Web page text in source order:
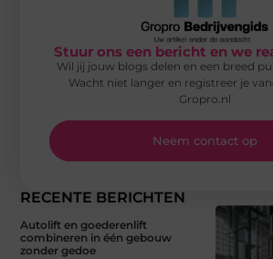
RECENTE BERICHTEN
Autolift en goederenlift
combineren in één gebouw
zonder gedoe
Stuur ons een bericht en we
Wil jij jouw blogs delen en een breed
Wacht niet langer en registreer je
Gropro.nl
Neem contact op